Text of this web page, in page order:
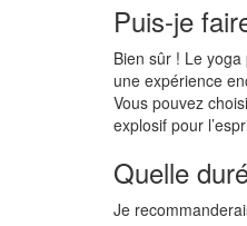
Puis-je
Bien sûr ! Le
une expérience
Vous pouvez
explosif pour
Quelle
Je